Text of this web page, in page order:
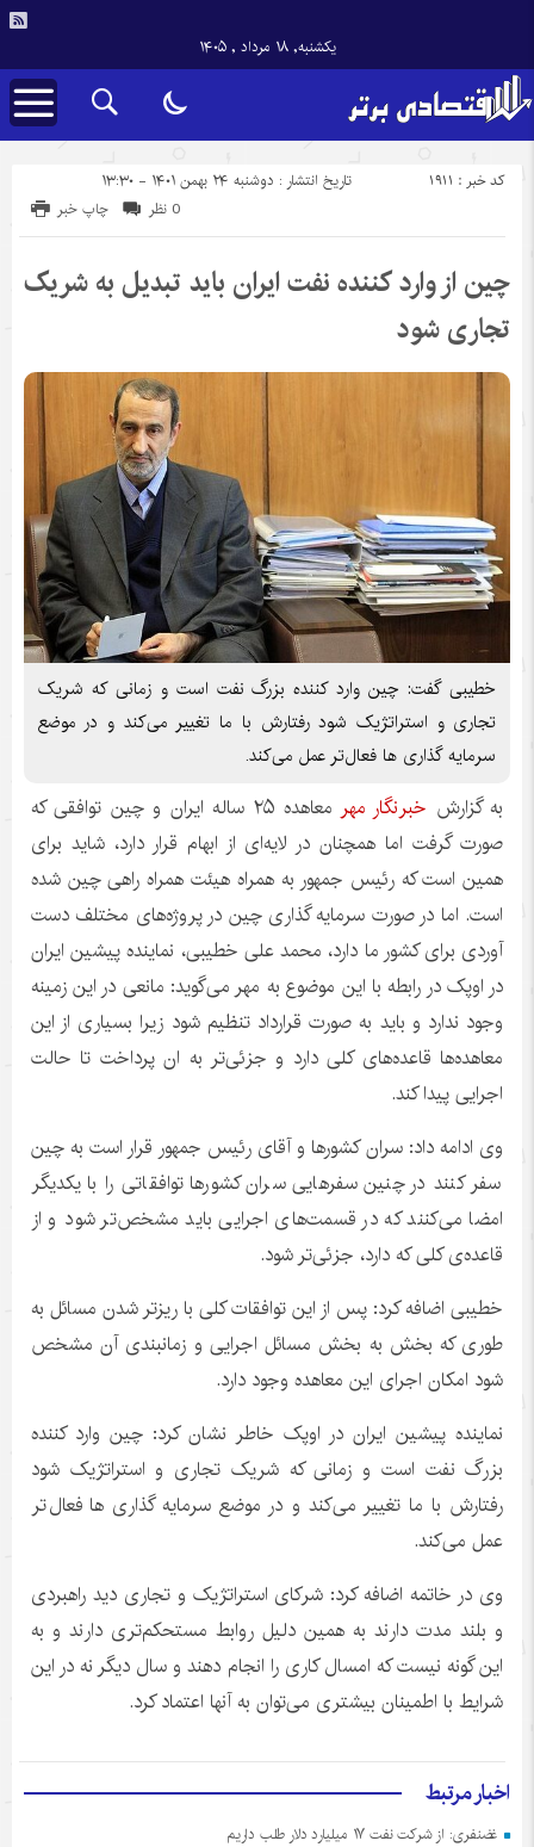
یکشنبه, ۱۸ مرداد , ۱۴۰۵
تاریخ انتشار : دوشنبه ۲۴ بهمن ۱۴۰۱ - ۱۳:۳۰ کد خبر : 1911
چاپ خبر 0 نظر
چین از وارد کننده نفت ایران باید تبدیل به شریک
تجاری شود
خطیبی گفت: چین وارد کننده بزرگ نفت است و زمانی که شریک
تجاری و استراتژیک شود رفتارش با ما تغییر می‌کند و در موضع
سرمایه گذاری ها فعال‌تر عمل می‌کند.
به گزارش خبرنگار مهر
معاهده ۲۵ ساله ایران و چین توافقی که
صورت گرفت اما همچنان در لایه‌ای از ابهام قرار دارد، شاید برای
همین است که رئیس جمهور به همراه هیئت همراه راهی چین شده
است. اما در صورت سرمایه گذاری چین در پروژه‌های مختلف دست
آوردی برای کشور ما دارد، محمد علی خطیبی، نماینده پیشین ایران
در اوپک در رابطه با این موضوع به مهر می‌گوید: مانعی در این زمینه
وجود ندارد و باید به صورت قرارداد تنظیم شود زیرا بسیاری از این
معاهده‌ها قاعده‌های کلی دارد و جزئی‌تر به انپرداخت تا حالت
اجرایی پیدا کند.
وی ادامه داد: سران کشورها و آقای رئیس جمهور قرار است به چین
سفر کنند در چنین سفرهایی سران کشورها توافقاتی را با یکدیگر
امضا می‌کنند که در قسمت‌های اجرایی باید مشخص‌تر شود و از
قاعده‌ی کلی که دارد، جزئی‌تر شود.
خطیبی اضافه کرد: پس از این توافقات کلی با ریزتر شدن مسائل به
طوری که بخش به بخش مسائل اجرایی و زمانبندی آن مشخص
شود امکان اجرای این معاهده وجود دارد.
نماینده پیشین ایران در اوپک خاطر نشان کرد: چین وارد کننده
بزرگ نفت است و زمانی که شریک تجاری و استراتژیک شود
رفتارش با ما تغییر می‌کند و در موضع سرمایه گذاریها فعال‌تر
عمل می‌کند.
وی در خاتمه اضافه کرد: شرکای استراتژیک و تجاری دید راهبردی
و بلند مدت دارند به همین دلیل روابط مستحکم‌تری دارند و به
این گونه نیست که امسال کاری را انجام دهند و سال دیگر نه در این
شرایط با اطمینان بیشتری می‌توان به آنها اعتماد کرد.
اخبار مرتبط
غضنفری: از شرکت نفت ۱۷ میلیارد دلار طلب داریم